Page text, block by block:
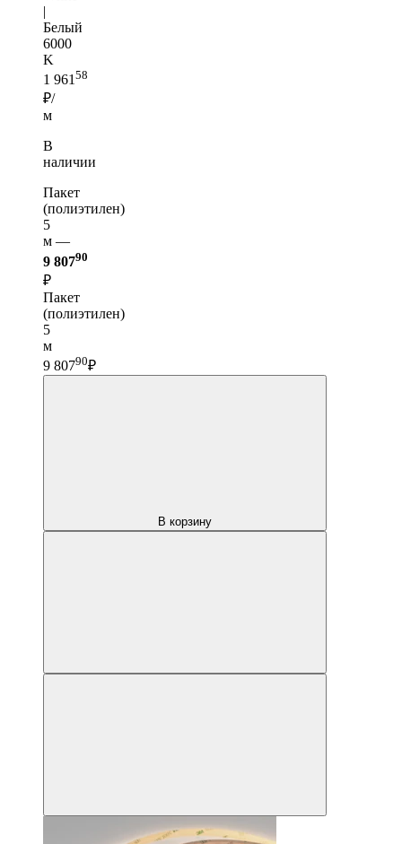
|
Белый
6000
K
1 961 58
₽/
м
В
наличии
Пакет
(полиэтилен)
5
м —
9 80790
₽
Пакет
(полиэтилен)
5
м
9 80790₽
В корзину